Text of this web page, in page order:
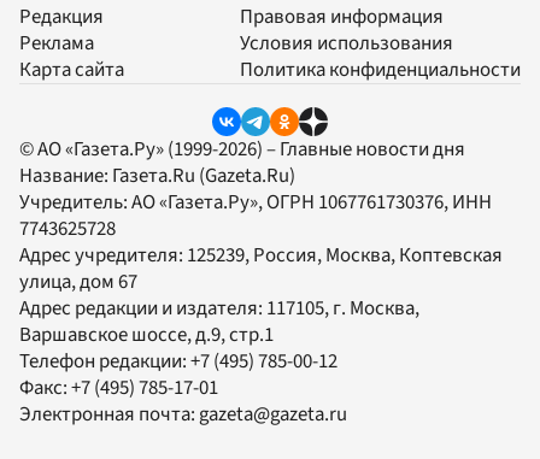
Редакция
Реклама
Карта сайта
Правовая информация
Условия использования
Политика конфиденциальности
© АО «Газета.Ру» (1999-2026) – Главные новости дня
Название: Газета.Ru (Gazeta.Ru)
Учредитель:АО «Газета.Ру», ОГРН 1067761730376, ИНН
7743625728
Адрес учредителя: 125239, Россия, Москва, Коптевская
улица, дом 67
Адрес редакции и издателя: 117105, г. Москва,
Варшавское шоссе, д.9, стр.1
Телефон редакции:+7 (495) 785-00-12
Факс:+7 (495) 785-17-01
Электронная почта: gazeta@gazeta.ru